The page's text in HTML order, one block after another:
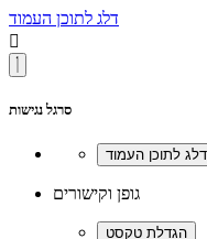
דלג לתוכן העמוד

סרגל נגישות
גופן וקישורים